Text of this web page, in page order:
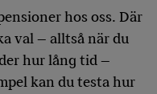
hos oss. Där
val – alltså när du
hur lång tid –
kan du testa hur